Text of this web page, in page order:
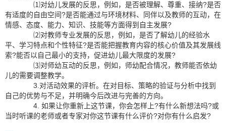
⑴对幼儿发展的反思，例如，是否被理解、尊重、接纳?是否
有适度的自由空间?是否能通过与环境材料、同伴以及教师的互动，在
情感、态度、能力、知识、技能等方面得到自主发展?
⑵对教师专业发展的反思，例如，是否了解幼儿的经验水
平、学习特点和个性特征?是否能把握教育内容的核心价值及其发展线
索?能否以自己最小的支持，促进幼儿最大限度的发展?
⑶对师幼互动的反思，例如，师幼配合情况，教师能否依幼
儿的需要调整教学。
3.对活动效果的评析。在对目标、策略的验证与分析中找到
自己的优势与不足，并明确今后改进与完善的方向。
4. 如果让你重新上这节课，你会怎样上?有什么新想法吗?或
当时听课的老师或者专家对你这节课有什么评价?对你有什么启发?